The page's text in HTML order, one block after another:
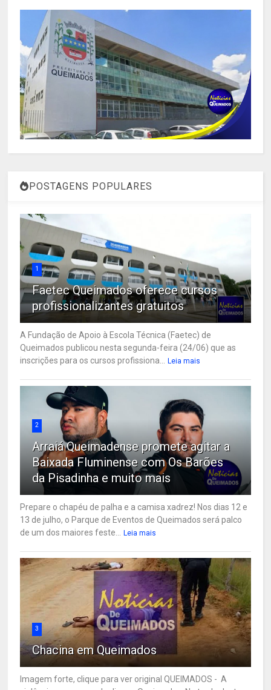
POSTAGENS POPULARES
1
Faetec Queimados oferece cursos
profissionalizantes gratuitos
A Fundação de Apoio à Escola Técnica (Faetec) de
Queimados publicou nesta segunda-feira (24/06) que as
inscrições para os cursos profissiona...
Leia mais
2
Arraiá Queimadense promete agitar a
Baixada Fluminense com Os Barões
da Pisadinha e muito mais
Prepare o chapéu de palha e a camisa xadrez! Nos dias 12 e
13 de julho, o Parque de Eventos de Queimados será palco
de um dos maiores feste...
Leia mais
3
Chacina em Queimados
Imagem forte, clique para ver original QUEIMADOS - A